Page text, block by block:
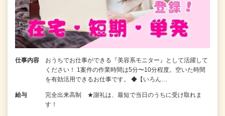
仕事内容
おうちでお仕事ができる『美容系モニター』として活躍して
ください！ 1案件の作業時間は5分〜10分程度。空いた時間
を有効活用できるお仕事です。 ◆【いろん…
給与
完全出来高制 ★謝礼は、最短で当日のうちに受け取れま
す！